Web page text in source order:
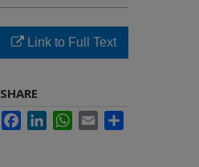
Link to Full Text
SHARE
FacebookLinkedInWhatsApp
Email